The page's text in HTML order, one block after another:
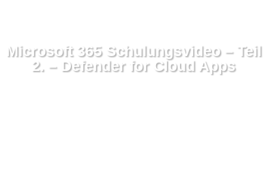
Microsoft 365 Schulungsvideo – Teil
2. – Defender for Cloud Apps